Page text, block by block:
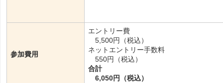
参加費用
エントリー費
5,500円（税込）
ネットエントリー手数料
550円（税込）
合計
6,050円（税込）